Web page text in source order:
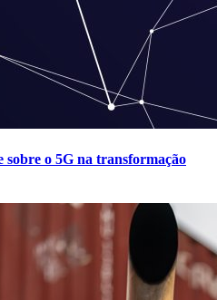
o 5G na transformação